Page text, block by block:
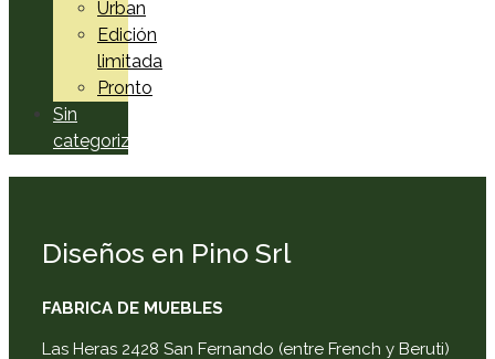
Urban
Edición
limitada
Pronto
Sin
categorizar
Diseños en Pino Srl
FABRICA DE MUEBLES
Las Heras 2428 San Fernando (entre French y Beruti)